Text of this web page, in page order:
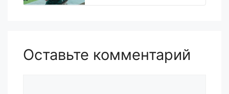
Оставьте комментарий